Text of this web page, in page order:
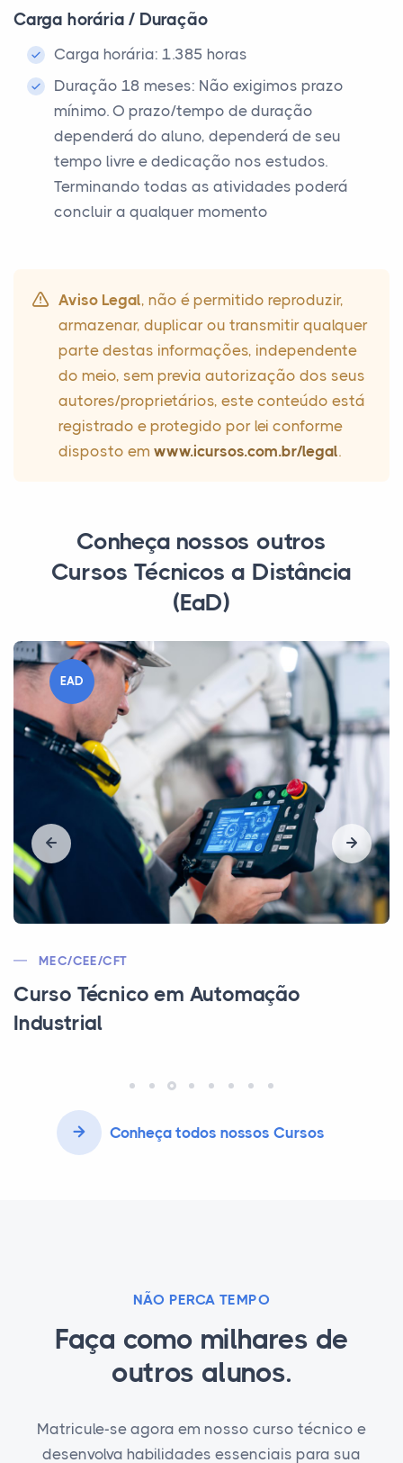
Carga horária / Duração
Carga horária: 1.385 horas
Duração 18 meses: Não exigimos prazo
mínimo. O prazo/tempo de duração
dependerá do aluno, dependerá de seu
tempo livre e dedicação nos estudos.
Terminando todas as atividades poderá
concluir a qualquer momento
Aviso Legal, não é permitido reproduzir,
armazenar, duplicar ou transmitir qualquer
parte destas informações, independente
do meio, sem previa autorização dos seus
autores/proprietários, este conteúdo está
registrado e protegido por lei conforme
disposto em www.icursos.com.br/legal.
Conheça nossos outros
Cursos Técnicos a Distância
(EaD)
EAD
MEC | CEE | CFT
Curso Técnico em Informática para
Internet
Conheça todos nossos Cursos
NÃO PERCA TEMPO
Faça como milhares de
outros alunos.
Matricule-se agora em nosso curso técnico e
desenvolva habilidades essenciais para sua